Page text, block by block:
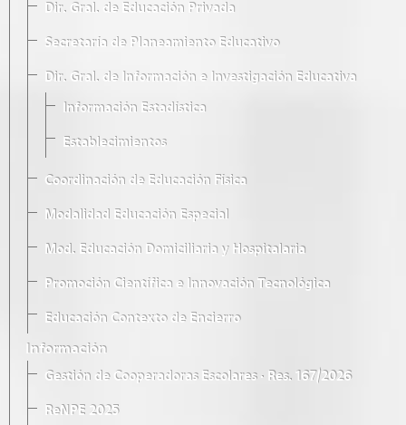
Dir. Gral. de Educación Privada
Secretaría de Planeamiento Educativo
Dir. Gral. de Información e Investigación Educativa
Información Estadística
Establecimientos
Coordinación de Educación Física
Modalidad Educación Especial
Mod. Educación Domiciliaria y Hospitalaria
Promoción Científica e Innovación Tecnológica
Educación Contexto de Encierro
Información
Gestión de Cooperadoras Escolares · Res. 167/2026
ReNPE 2025